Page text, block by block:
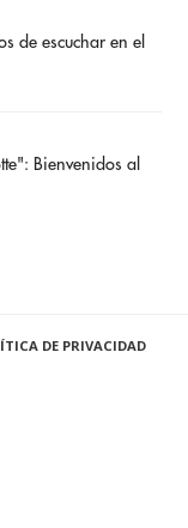
de escuchar en el
Bienvenidos al
DE PRIVACIDAD